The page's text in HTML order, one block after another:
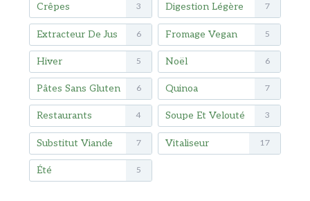
Crêpes 3 Digestion Légère 7
Extracteur De Jus 6 Fromage Vegan 5
Hiver 5 Noël 6
Pâtes Sans Gluten 6 Quinoa 7
Restaurants 4 Soupe Et Velouté 3
Substitut Viande 7 Vitaliseur 17
Été 5